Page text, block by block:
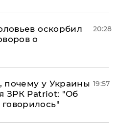
оскорбил
о
20:28
почему у Украины
ЗРК Patriot: "Об
19:57